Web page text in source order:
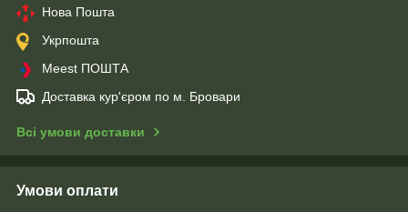
Нова Пошта
Укрпошта
Meest ПОШТА
Доставка кур'єром по м. Бровари
Всі умови доставки
Умови оплати